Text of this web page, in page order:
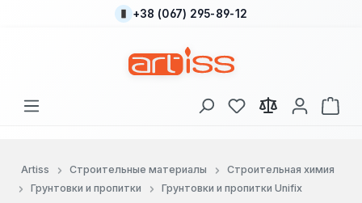
Перейти к основному содержанию
+38 (067) 295-89-12
У вас есть товары
В
Artiss Строительные материалы
Строительная химия
Грунтовки и пропитки
Грунтовки и пропитки Unifix